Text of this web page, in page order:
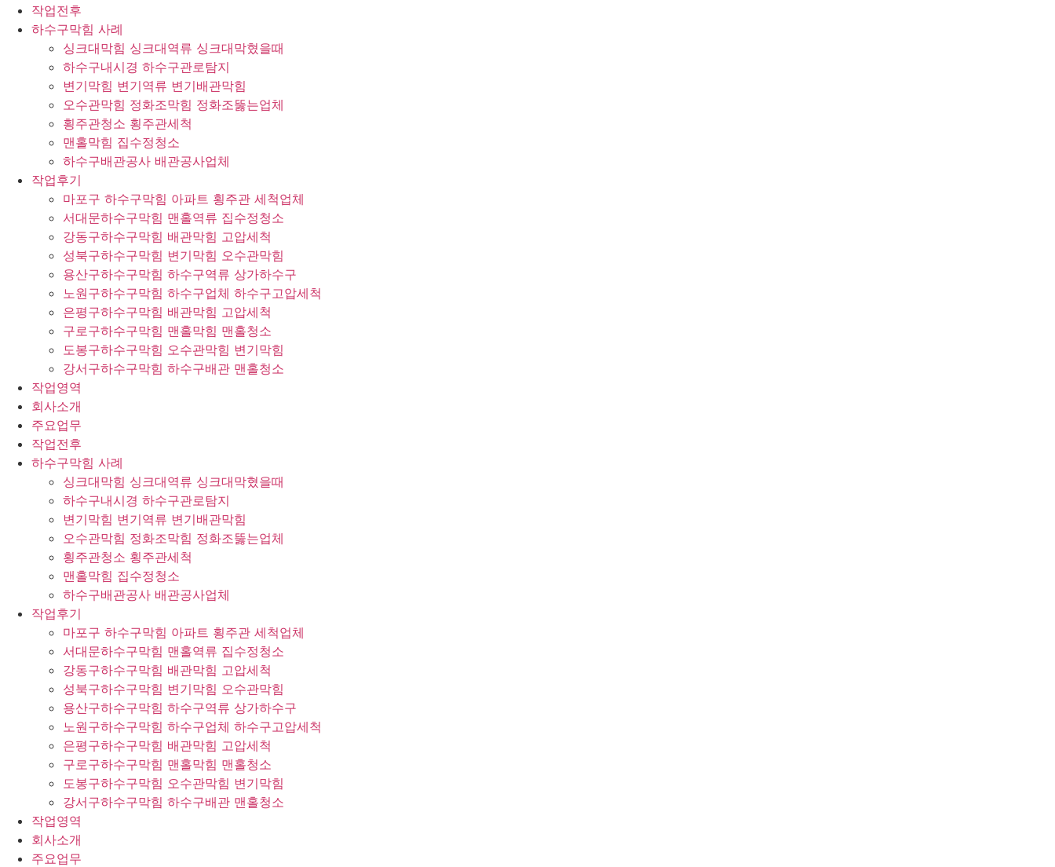
작업전후
하수구막힘 사례
싱크대막힘 싱크대역류 싱크대막혔을때
하수구내시경 하수구관로탐지
변기막힘 변기역류 변기배관막힘
오수관막힘 정화조막힘 정화조뚫는업체
횡주관청소 횡주관세척
맨홀막힘 집수정청소
하수구배관공사 배관공사업체
작업후기
마포구 하수구막힘 아파트 횡주관 세척업체
서대문하수구막힘 맨홀역류 집수정청소
강동구하수구막힘 배관막힘 고압세척
성북구하수구막힘 변기막힘 오수관막힘
용산구하수구막힘 하수구역류 상가하수구
노원구하수구막힘 하수구업체 하수구고압세척
은평구하수구막힘 배관막힘 고압세척
구로구하수구막힘 맨홀막힘 맨홀청소
도봉구하수구막힘 오수관막힘 변기막힘
강서구하수구막힘 하수구배관 맨홀청소
작업영역
회사소개
주요업무
작업전후
하수구막힘 사례
싱크대막힘 싱크대역류 싱크대막혔을때
하수구내시경 하수구관로탐지
변기막힘 변기역류 변기배관막힘
오수관막힘 정화조막힘 정화조뚫는업체
횡주관청소 횡주관세척
맨홀막힘 집수정청소
하수구배관공사 배관공사업체
작업후기
마포구 하수구막힘 아파트 횡주관 세척업체
서대문하수구막힘 맨홀역류 집수정청소
강동구하수구막힘 배관막힘 고압세척
성북구하수구막힘 변기막힘 오수관막힘
용산구하수구막힘 하수구역류 상가하수구
노원구하수구막힘 하수구업체 하수구고압세척
은평구하수구막힘 배관막힘 고압세척
구로구하수구막힘 맨홀막힘 맨홀청소
도봉구하수구막힘 오수관막힘 변기막힘
강서구하수구막힘 하수구배관 맨홀청소
작업영역
회사소개
주요업무